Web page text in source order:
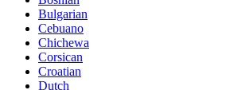
Bulgarian
Cebuano
Chichewa
Corsican
Croatian
Dutch